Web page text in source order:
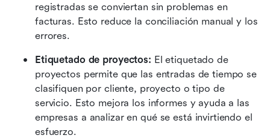
registradas se conviertan sin problemas en
facturas. Esto reduce la conciliación manual y los
errores.
Etiquetado de proyectos: El etiquetado de
proyectos permite que las entradas de tiempo se
clasifiquen por cliente, proyecto o tipo de
servicio. Esto mejora los informes y ayuda a las
empresas a analizar en qué se está invirtiendo el
esfuerzo.